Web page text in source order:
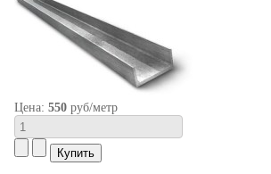
Цена: 550руб/метр